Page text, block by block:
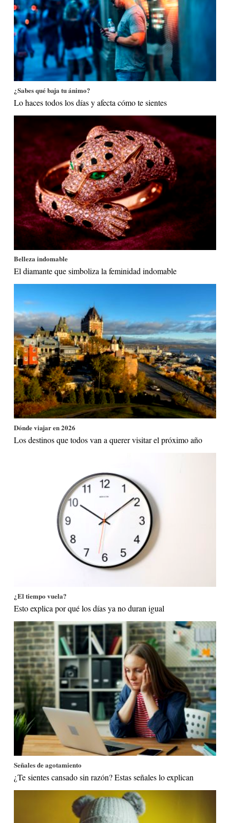
¿Sabes qué baja tu ánimo?
Lo haces todos los días y afecta cómo te sientes
Belleza indomable
El diamante que simboliza la feminidad indomable
Dónde viajar en 2026
Los destinos que todos van a querer visitar el próximo año
¿El tiempo vuela?
Esto explica por qué los días ya no duran igual
Señales de agotamiento
¿Te sientes cansado sin razón? Estas señales lo explican